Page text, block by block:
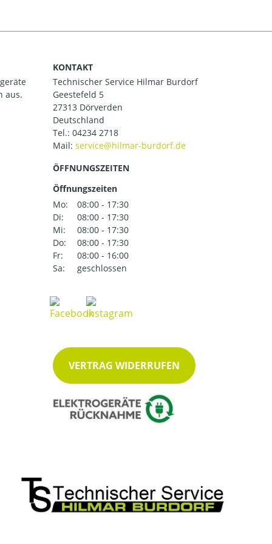
aus.
KONTAKT
Technischer Service Hilmar Burdorf
Geestefeld 5
27313 Dörverden
Deutschland
Tel.: 04234 2718
Mail:
ÖFFNUNGSZEITEN
Öffnungszeiten
Mo:
08:00 - 17:30
Di:
08:00 - 17:30
Mi:
08:00 - 17:30
Do:
08:00 - 17:30
Fr:
08:00 - 16:00
Sa:
geschlossen
VERTRAG WIDERRUFEN